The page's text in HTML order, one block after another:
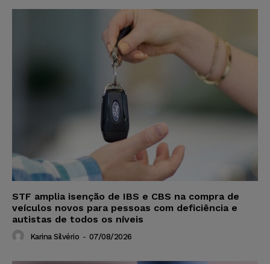
STF amplia isenção de IBS e CBS na compra de
veículos novos para pessoas com deficiência e
autistas de todos os níveis
Karina Silvério - 07/08/2026